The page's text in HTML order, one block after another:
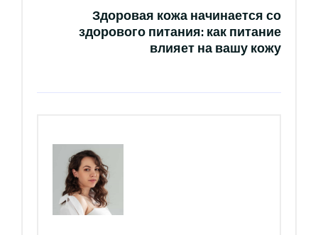
Здоровая кожа начинается со
здорового питания: как питание
влияет на вашу кожу